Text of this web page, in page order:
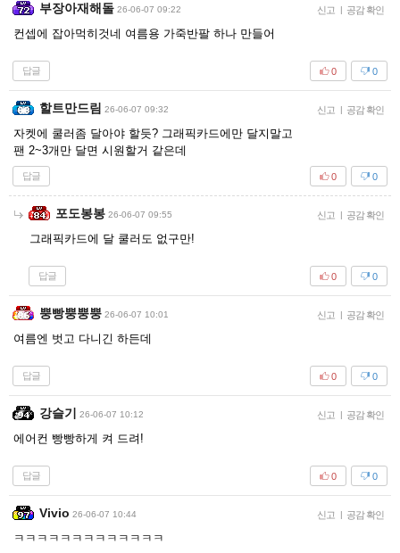
부장아재해돌 26-06-07 09:22 신고 | 공감 확인
컨셉에 잡아먹히것네 여름용 가죽반팔 하나 만들어
답글 0
0
할트만드림 26-06-07 09:32 신고 | 공감 확인
자켓에 쿨러좀 달아야 할듯? 그래픽카드에만 달지말고
팬 2~3개만 달면 시원할거 같은데
답글 0
0
포도봉봉 26-06-07 09:55 신고 | 공감 확인
그래픽카드에 달 쿨러도 없구만!
답글 0
0
뿡빵뿡뿡뿡 26-06-07 10:01 신고 | 공감 확인
여름엔 벗고 다니긴 하든데
답글 0
0
강슬기 26-06-07 10:12 신고 | 공감 확인
에어컨 빵빵하게 켜 드려!
답글 0
0
Vivio 26-06-07 10:44 신고 | 공감 확인
ㅋㅋㅋㅋㅋㅋㅋㅋㅋㅋㅋㅋㅋ